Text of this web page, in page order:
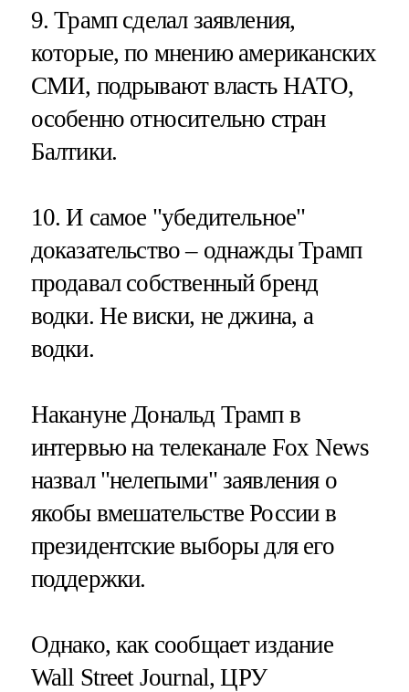
9. Трамп сделал заявления,
которые, по мнению американских
СМИ, подрывают власть НАТО,
особенно относительно стран
Балтики.
10. И самое "убедительное"
доказательство – однажды Трамп
продавал собственный бренд
водки. Не виски, не джина, а
водки.
Накануне Дональд Трамп в
интервью на телеканале Fox News
назвал "нелепыми" заявления о
якобы вмешательстве России в
президентские выборы для его
поддержки.
Однако, как сообщает издание
Wall Street Journal, ЦРУ